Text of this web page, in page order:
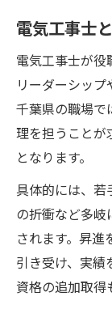
電気工事士
電気工事士が役
リーダーシップ
千葉県の職場で
理を担うことが
となります。
具体的には、若
の折衝など多
されます。昇
引き受け、実績
資格の追加取得